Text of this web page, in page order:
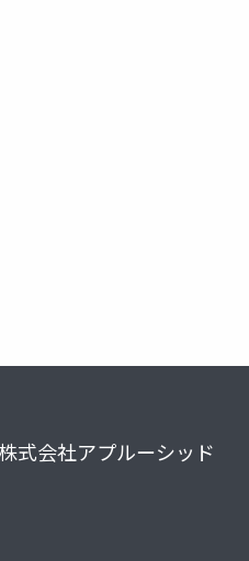
式会社アプルーシッド